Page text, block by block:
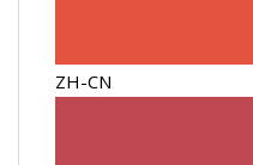
ZH-CN